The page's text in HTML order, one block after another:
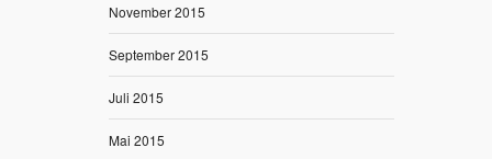
November 2015
September 2015
Juli 2015
Mai 2015